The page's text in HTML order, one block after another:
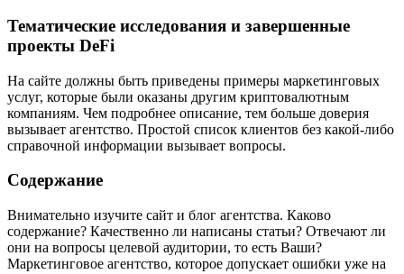
Тематические исследования и завершенные
проекты DeFi
На сайте должны быть приведены примеры маркетинговых
услуг, которые были оказаны другим криптовалютным
компаниям. Чем подробнее описание, тем больше доверия
вызывает агентство. Простой список клиентов без какой-либо
справочной информации вызывает вопросы.
Содержание
Внимательно изучите сайт и блог агентства. Каково
содержание? Качественно ли написаны статьи? Отвечают ли
они на вопросы целевой аудитории, то есть Ваши?
Маркетинговое агентство, которое допускает ошибки уже на